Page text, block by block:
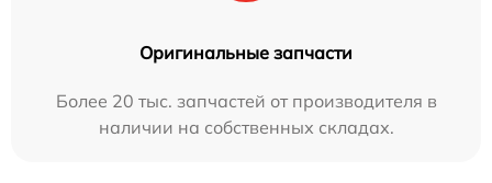
Оригинальные запчасти
Более 20 тыс. запчастей от производителя в
наличии на собственных складах.